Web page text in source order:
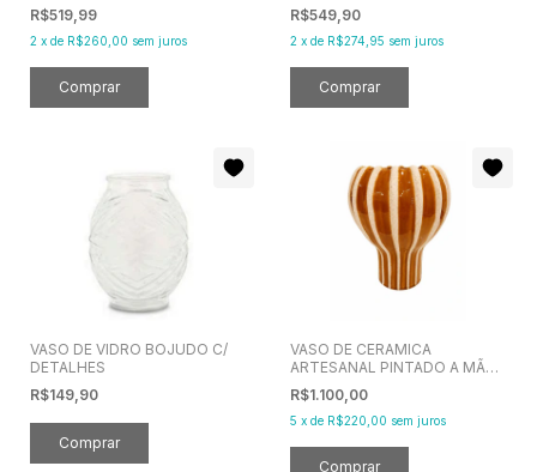
R$519,99
2 x de R$260,00 sem juros
R$549,90
2 x de R$274,95 sem juros
VASO DE VIDRO BOJUDO C/
DETALHES
R$149,90
VASO DE CERAMICA
ARTESANAL PINTADO A MÃO
TERRACOTA 26CM
R$1.100,00
5 x de R$220,00 sem juros